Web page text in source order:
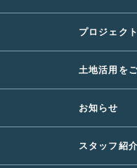
プロジェク
土地活用を
お知らせ
スタッフ紹介